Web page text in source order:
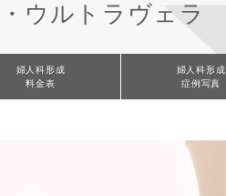
ウルトラヴェラ
婦人科形成
料金表
婦人科形成
症例写真